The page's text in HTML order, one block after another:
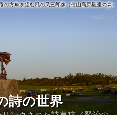
の方角を望む風の又三郎像（種山高原星座の森）
詩の世界